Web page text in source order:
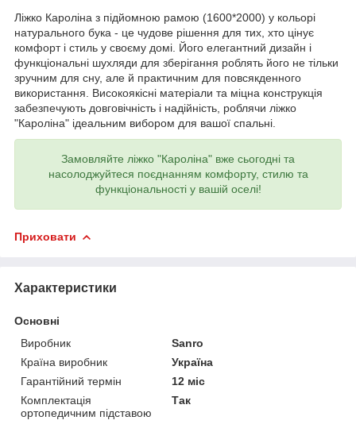
Ліжко Кароліна з підйомною рамою (1600*2000) у кольорі
натурального бука - це чудове рішення для тих, хто цінує
комфорт і стиль у своєму домі. Його елегантний дизайн і
функціональні шухляди для зберігання роблять його не тільки
зручним для сну, але й практичним для повсякденного
використання. Високоякісні матеріали та міцна конструкція
забезпечують довговічність і надійність, роблячи ліжко
"Кароліна" ідеальним вибором для вашої спальні.
Замовляйте ліжко "Кароліна" вже сьогодні та
насолоджуйтеся поєднанням комфорту, стилю та
функціональності у вашій оселі!
Приховати
Характеристики
Основні
Виробник
Sanro
Країна виробник
Україна
Гарантійний термін
12 міс
Комплектація
ортопедичним підставою
Так